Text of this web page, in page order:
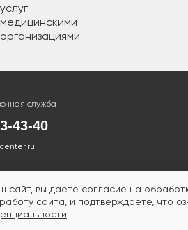
служба
43-40
сайт, вы даете согласие на
сайта, и подтверждаете, что